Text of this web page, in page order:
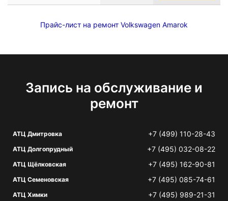
Прайс-лист на ремонт Volkswagen Amarok
Запись на обслуживание и
ремонт
АТЦ Дмитровка +7 (499) 110-28-43
АТЦ Долгопрудный +7 (495) 032-08-22
АТЦ Щёлковская +7 (495) 162-90-81
АТЦ Семеновская +7 (495) 085-74-61
АТЦ Химки +7 (495) 989-21-31